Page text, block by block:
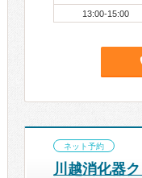
13:00-15:00
ネット予約
川越消化器